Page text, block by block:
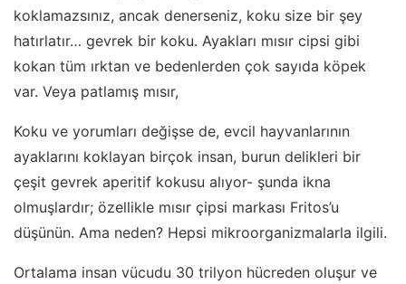
koklamazsınız, ancak denerseniz, koku size bir şey
hatırlatır… gevrek bir koku. Ayakları mısır cipsi gibi
kokan tüm ırktan ve bedenlerden çok sayıda köpek
var. Veya patlamış mısır,
Koku ve yorumları değişse de, evcil hayvanlarının
ayaklarını koklayan birçok insan, burun delikleri bir
çeşit gevrek aperitif kokusu alıyor- şunda ikna
olmuşlardır; özellikle mısır çipsi markası Fritos’u
düşünün. Ama neden? Hepsi mikroorganizmalarla ilgili.
Ortalama insan vücudu 30 trilyon hücreden oluşur ve